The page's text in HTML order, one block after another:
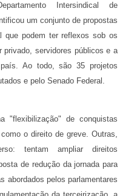
Intersindical de
um conjunto de propostas
que podem ter reflexos sob os
privado, servidores públicos e a
Ao todo, são 35 projetos
e pelo Senado Federal.
"flexibilização" de conquistas
o direito de greve. Outras,
tentam ampliar direitos
de redução da jornada para
abordados pelos parlamentares